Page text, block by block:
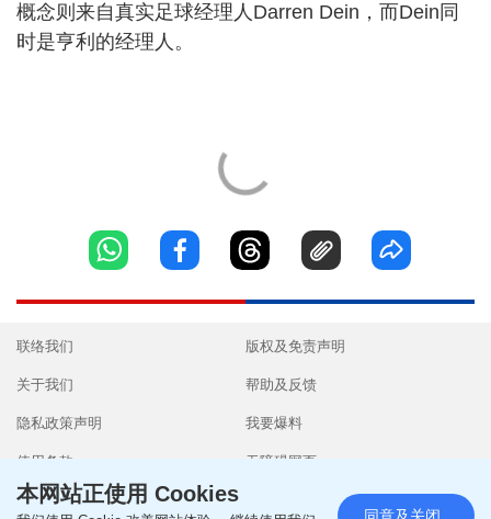
概念则来自真实足球经理人Darren Dein，而Dein同
时是亨利的经理人。
联络我们
关于我们
隐私政策声明
使用条款
版权及免责声明
帮助及反馈
我要爆料
无障碍网页
本网站正使用 Cookies
同意及关闭